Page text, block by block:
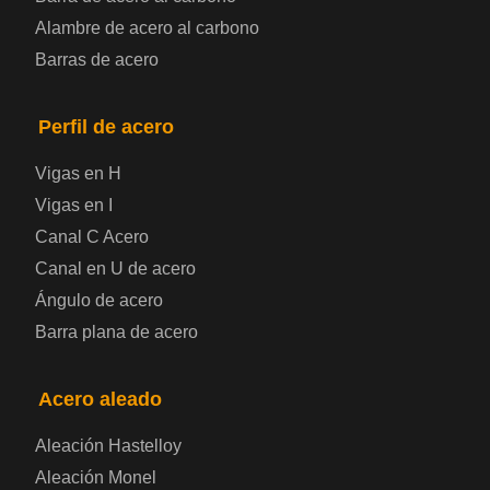
Placa de acero para calderas y recipientes a
presión
Placa de acero para puentes
Chapa de acero a cuadros
Chapa de acero prelacada
Placa de acero laminado en frío
Placa de acero eléctrica
Alambre de acero al carbono
Barras de acero
Perfil de acero
Vigas en H
Vigas en I
Canal C Acero
Canal en U de acero
Ángulo de acero
Barra plana de acero
Acero aleado
Aleación Hastelloy
Aleación Monel